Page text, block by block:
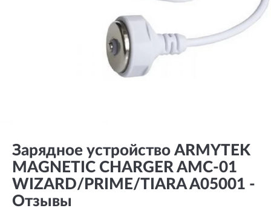
Зарядное устройство ARMYTEK
MAGNETIC CHARGER AMC-01
WIZARD/PRIME/TIARA A05001 -
Отзывы